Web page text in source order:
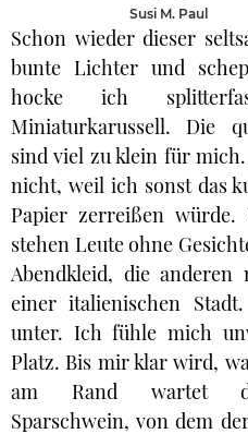
Susi M. Paul
Schon wieder dieser
bunte Lichter und
hocke ich
Miniaturkarussell. Die
sind viel zu klein für
nicht, weil ich sonst das
Papier zerreißen würde.
stehen Leute ohne
Abendkleid, die
einer italienischen
unter. Ich fühle mich
Platz. Bis mir klar wird,
am Rand wartet
Sparschwein, von dem